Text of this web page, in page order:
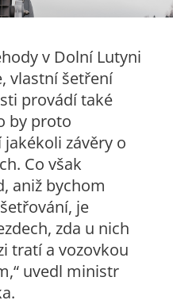
v Dolní Lutyni
vlastní šetření
provádí také
by proto
závěry o
Co však
aniž bychom
je
zda u nich
tratí a vozovkou
uvedl ministr